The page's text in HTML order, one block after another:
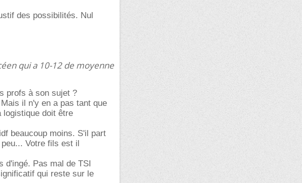
des possibilités. Nul
qui a 10-12 de moyenne
profs à son sujet ?
il n'y en a pas tant que
logistique doit être
beaucoup moins. S'il part
Votre fils est il
d'ingé. Pas mal de TSI
qui reste sur le